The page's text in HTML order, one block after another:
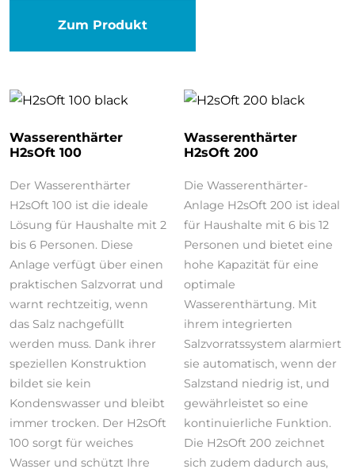
Zum Produkt
Wasserenthärter
H2sOft 100
Der Wasserenthärter
H2sOft 100 ist die ideale
Lösung für Haushalte mit 2
bis 6 Personen. Diese
Anlage verfügt über einen
praktischen Salzvorrat und
warnt rechtzeitig, wenn
das Salz nachgefüllt
werden muss. Dank ihrer
speziellen Konstruktion
bildet sie kein
Kondenswasser und bleibt
immer trocken. Der H2sOft
100 sorgt für weiches
Wasser und schützt Ihre
Wasserenthärter
H2sOft 200
Die Wasserenthärter-
Anlage H2sOft 200 ist ideal
für Haushalte mit 6 bis 12
Personen und bietet eine
hohe Kapazität für eine
optimale
Wasserenthärtung. Mit
ihrem integrierten
Salzvorratssystem alarmiert
sie automatisch, wenn der
Salzstand niedrig ist, und
gewährleistet so eine
kontinuierliche Funktion.
Die H2sOft 200 zeichnet
sich zudem dadurch aus,